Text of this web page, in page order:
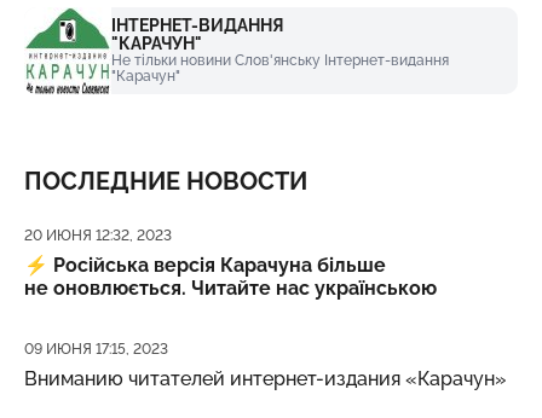
ІНТЕРНЕТ-ВИДАННЯ
"КАРАЧУН"
Не тільки новини Слов'янську Інтернет-видання
"Карачун"
ПОСЛЕДНИЕ НОВОСТИ
Дата публикации
20 ИЮНЯ 12:32, 2023
⚡️ Російська версія Карачуна більше
не оновлюється. Читайте нас українською
Дата публикации
09 ИЮНЯ 17:15, 2023
Вниманию читателей интернет-издания «Карачун»